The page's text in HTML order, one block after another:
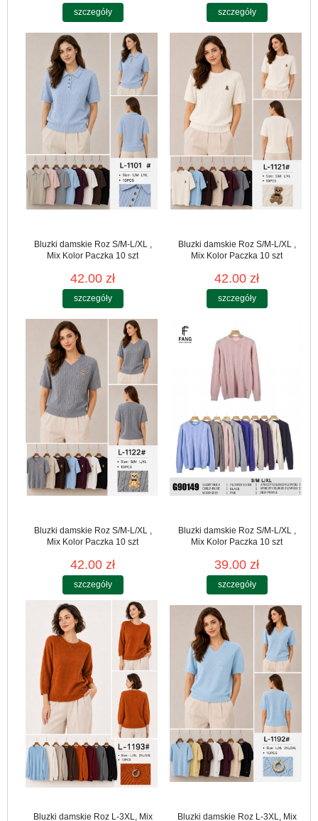
szczegóły szczegóły
Bluzki damskie Roz S/M-L/XL ,
Mix Kolor Paczka 10 szt
42.00 zł
szczegóły
Bluzki damskie Roz S/M-L/XL ,
Mix Kolor Paczka 10 szt
42.00 zł
szczegóły
Bluzki damskie Roz S/M-L/XL ,
Mix Kolor Paczka 10 szt
42.00 zł
szczegóły
Bluzki damskie Roz S/M-L/XL ,
Mix Kolor Paczka 10 szt
39.00 zł
szczegóły
Bluzki damskie Roz L-3XL, Mix Bluzki damskie Roz L-3XL, Mix